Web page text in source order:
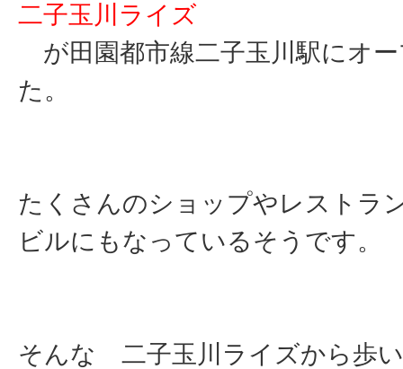
二子玉川ライズ
が田園都市線二子玉川駅にオ
た。
たくさんのショップやレストラ
ビルにもなっているそうです。
そんな 二子玉川ライズから歩